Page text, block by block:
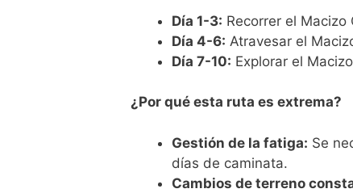
Día 1-3: Recorrer el
Día 4-6: Atravesar el
Día 7-10: Explorar el
¿Por qué esta ruta es extrema?
Gestión de la fatiga: Se
días de caminata.
Cambios de terreno